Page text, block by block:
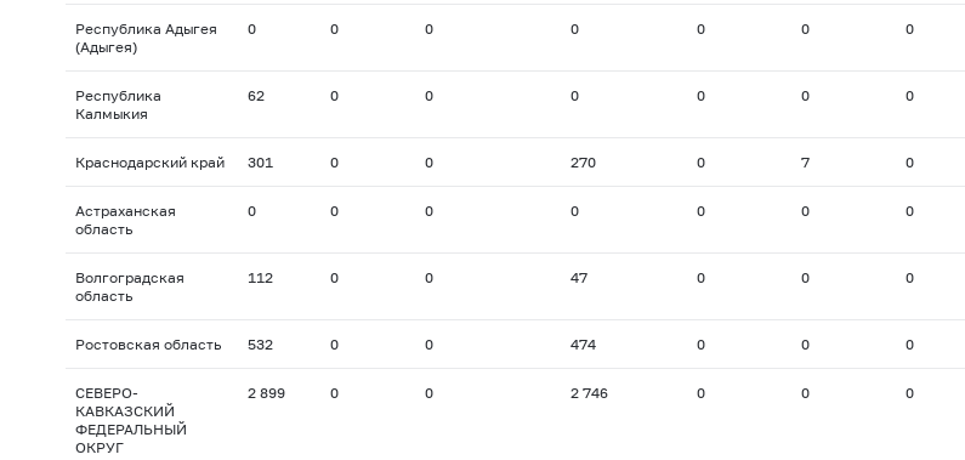
Республика Адыгея
(Адыгея)
0 0 0 0 0 0 0
Республика
Калмыкия
62 0 0 0 0 0 0
Краснодарский край 301 0 0 270 0 7 0
Астраханская
область
0 0 0 0 0 0 0
Волгоградская
область
112 0 0 47 0 0 0
Ростовская область 532 0 0 474 0 0 0
СЕВЕРО-
КАВКАЗСКИЙ
ФЕДЕРАЛЬНЫЙ
ОКРУГ
2 899 0 0 2 746 0 0 0